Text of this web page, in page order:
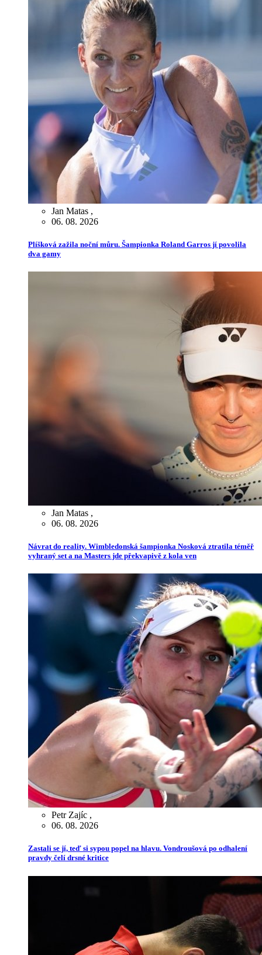
Jan Matas ,
06. 08. 2026
Plíšková zažila noční můru. Šampionka Roland Garros jí povolila
dva gamy
Jan Matas ,
06. 08. 2026
Návrat do reality. Wimbledonská šampionka Nosková ztratila téměř
vyhraný set a na Masters jde překvapivě z kola ven
Petr Zajíc ,
06. 08. 2026
Zastali se jí, teď si sypou popel na hlavu. Vondroušová po odhalení
pravdy čelí drsné kritice